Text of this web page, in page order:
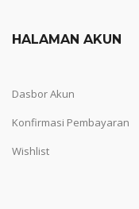
HALAMAN AKUN
Dasbor Akun
Konfirmasi Pembayaran
Wishlist